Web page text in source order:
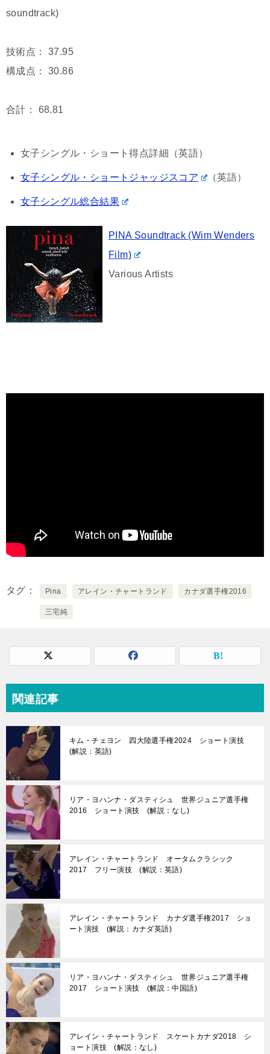
soundtrack)
技術点： 37.95
構成点： 30.86
合計： 68.81
女子シングル・ショート得点詳細（英語）
女子シングル・ショートジャッジスコア （英語）
女子シングル総合結果
PINA Soundtrack (Wim Wenders
Film)
Various Artists
タグ Pina アレイン・チャートランド カナダ選手権2016
三宅純
関連記事
キム・チェヨン 四大陸選手権2024 ショート演技
(解説：英語)
リア・ヨハンナ・ダスティシュ 世界ジュニア選手権
2016 ショート演技 (解説：なし)
アレイン・チャートランド オータムクラシック
2017 フリー演技 (解説：英語)
アレイン・チャートランド カナダ選手権2017 ショ
ート演技 (解説：カナダ英語)
リア・ヨハンナ・ダスティシュ 世界ジュニア選手権
2017 ショート演技 (解説：中国語)
アレイン・チャートランド スケートカナダ2018 シ
ョート演技 (解説：なし)